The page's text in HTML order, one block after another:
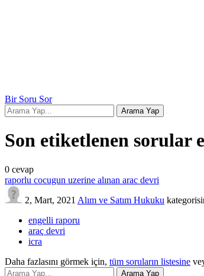
Bir Soru Sor
Son etiketlenen sorular
0 cevap
raporlu cocugun uzerine alınan arac devri
2, Mart, 2021 Alım ve Satım Hukuku
engelli raporu
araç devri
icra
Daha fazlasını görmek için, tüm soruların listesine